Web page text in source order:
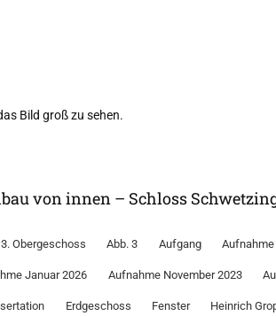
Bild groß zu sehen.
von innen – Schloss
3. Obergeschoss Abb. 3 Aufgang
Januar 2026 Aufnahme November 2023
Erdgeschoss Fenster Heinrich